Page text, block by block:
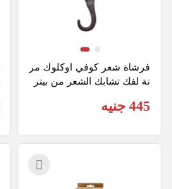
فرشاة شعر كوفي اوكلوك مر
نة لفك تشابك الشعر من بيتر
445 جنيه